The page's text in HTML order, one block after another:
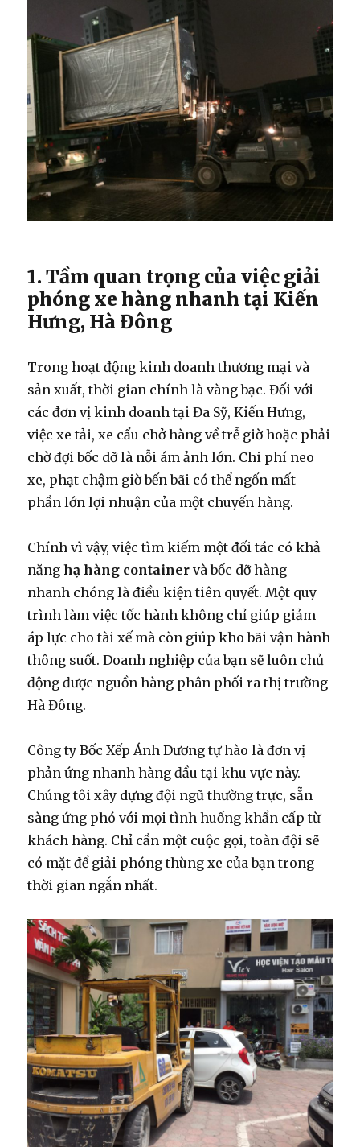
1. Tầm quan trọng của việc giải
phóng xe hàng nhanh tại Kiến
Hưng, Hà Đông
Trong hoạt động kinh doanh thương mại và
sản xuất, thời gian chính là vàng bạc. Đối với
các đơn vị kinh doanh tại Đa Sỹ, Kiến Hưng,
việc xe tải, xe cẩu chở hàng về trễ giờ hoặc phải
chờ đợi bốc dỡ là nỗi ám ảnh lớn. Chi phí neo
xe, phạt chậm giờ bến bãi có thể ngốn mất
phần lớn lợi nhuận của một chuyến hàng.
Chính vì vậy, việc tìm kiếm một đối tác có khả
nănghạ hàng container và bốc dỡ hàng
nhanh chóng là điều kiện tiên quyết. Một quy
trình làm việc tốc hành không chỉ giúp giảm
áp lực cho tài xế mà còn giúp kho bãi vận hành
thông suốt. Doanh nghiệp của bạn sẽ luôn chủ
động được nguồn hàng phân phối ra thị trường
Hà Đông.
Công ty Bốc Xếp Ánh Dương tự hào là đơn vị
phản ứng nhanh hàng đầu tại khu vực này.
Chúng tôi xây dựng đội ngũ thường trực, sẵn
sàng ứng phó với mọi tình huống khẩn cấp từ
khách hàng. Chỉ cần một cuộc gọi, toàn đội sẽ
có mặt để giải phóng thùng xe của bạn trong
thời gian ngắn nhất.